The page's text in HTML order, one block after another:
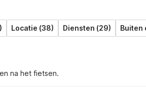
Locatie (38) Diensten (29) Buiten
na het fietsen.